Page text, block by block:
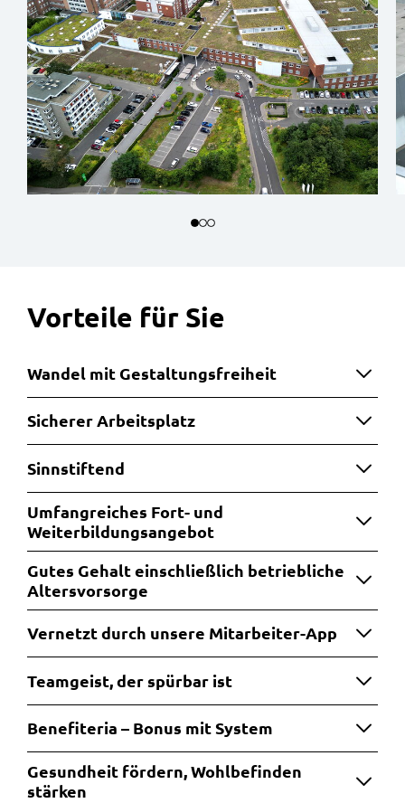
Vorteile für Sie
Wandel mit Gestaltungsfreiheit
Sicherer Arbeitsplatz
Sinnstiftend
Umfangreiches Fort- und
Weiterbildungsangebot
Gutes Gehalt einschließlich betriebliche
Altersvorsorge
Vernetzt durch unsere Mitarbeiter-App
Teamgeist, der spürbar ist
Benefiteria – Bonus mit System
Gesundheit fördern, Wohlbefinden
stärken